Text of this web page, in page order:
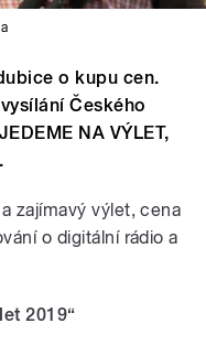
o kupu cen.
Českého
NA VÝLET,
zajímavý výlet, cena
o digitální rádio a
2019“